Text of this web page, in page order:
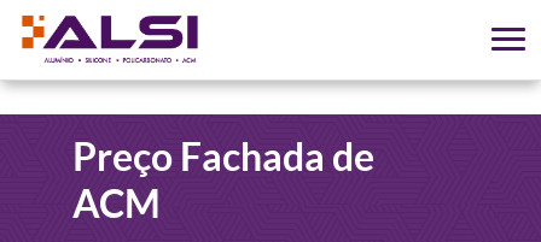
Preço Fachada de
ACM